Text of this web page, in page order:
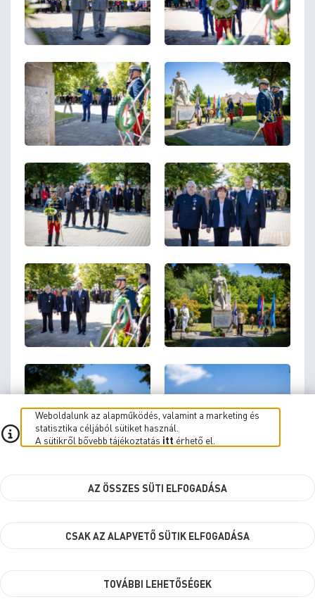
Weboldalunk az alapműködés, valamint a marketing és
statisztika céljából sütiket használ.
A sütikről bővebb tájékoztatás itt érhető el.
AZ ÖSSZES SÜTI ELFOGADÁSA
CSAK AZ ALAPVETŐ SÜTIK ELFOGADÁSA
TOVÁBBI LEHETŐSÉGEK